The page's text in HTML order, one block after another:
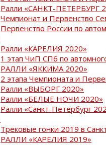
Ралли «САНКТ-ПЕТЕРБУРГ
Чемпионат и Первенство
Первенство России по
Ралли «КАРЕЛИЯ 2020»
1 этап ЧиП СПб по
РАЛЛИ «ЯККИМА 2020»
2 этапа Чемпионата и
Ралли «ВЫБОРГ 2020»
Ралли «БЕЛЫЕ НОЧИ 2020»
Ралли «Санкт-Петербург
Трековые гонки 2019 в
РАЛЛИ «КАРЕЛИЯ 2019»